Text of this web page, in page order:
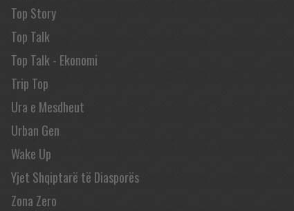
Top Story
Top Talk
Top Talk - Ekonomi
Trip Top
Ura e Mesdheut
Urban Gen
Wake Up
Yjet Shqiptarë të Diasporës
Zona Zero